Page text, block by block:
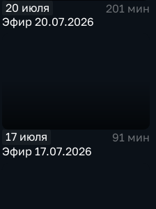
20 июля
201 мин
Эфир 20.07.2026
17 июля
91 мин
Эфир 17.07.2026